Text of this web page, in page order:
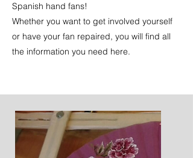
Spanish hand fans!
Whether you want to get involved yourself
or have your fan repaired, you will find all
the information you need here.